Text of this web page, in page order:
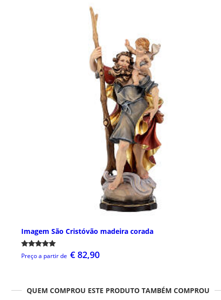
Imagem São Cristóvão madeira corada
Preço a partir de € 82,90
QUEM COMPROU ESTE PRODUTO TAMBÉM COMPROU